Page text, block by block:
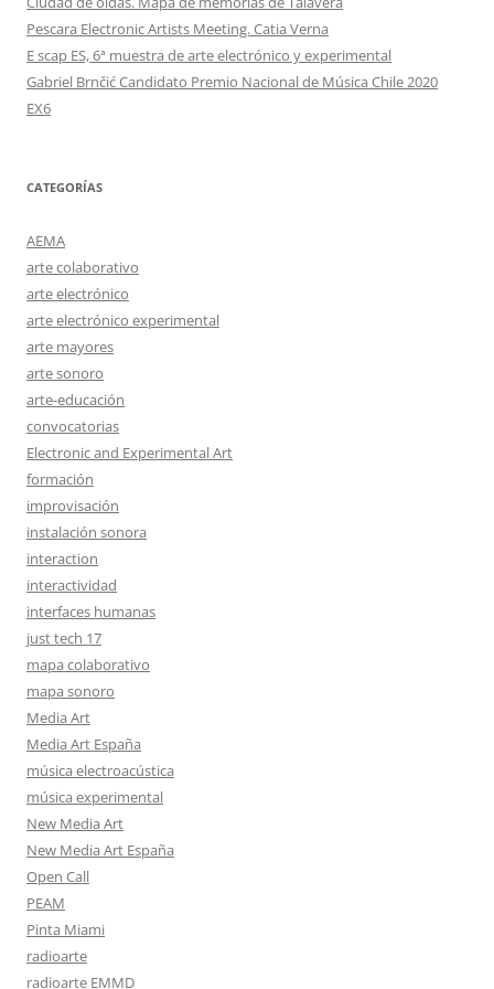
Pescara Electronic Artists Meeting. Catia Verna
E scap ES, 6ª muestra de arte electrónico y experimental
Gabriel Brnčić Candidato Premio Nacional de Música Chile 2020
EX6
CATEGORÍAS
AEMA
arte colaborativo
arte electrónico
arte electrónico experimental
arte mayores
arte sonoro
arte-educación
convocatorias
Electronic and Experimental Art
formación
improvisación
instalación sonora
interaction
interactividad
interfaces humanas
just tech 17
mapa colaborativo
mapa sonoro
Media Art
Media Art España
música electroacústica
música experimental
New Media Art
New Media Art España
Open Call
PEAM
Pinta Miami
radioarte
radioarte EMMD